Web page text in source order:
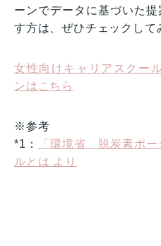
ーンでデータに基づいた
す方は、ぜひチェックして
女性向けキャリアスクー
ンはこちら
※参考
*1：
「環境省 脱炭素ポー
ルとは より